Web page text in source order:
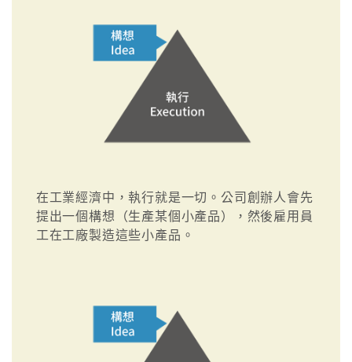
在工業經濟中，執行就是一切。公司創辦人會先
提出一個構想（生產某個小產品），然後雇用員
工在工廠製造這些小產品。